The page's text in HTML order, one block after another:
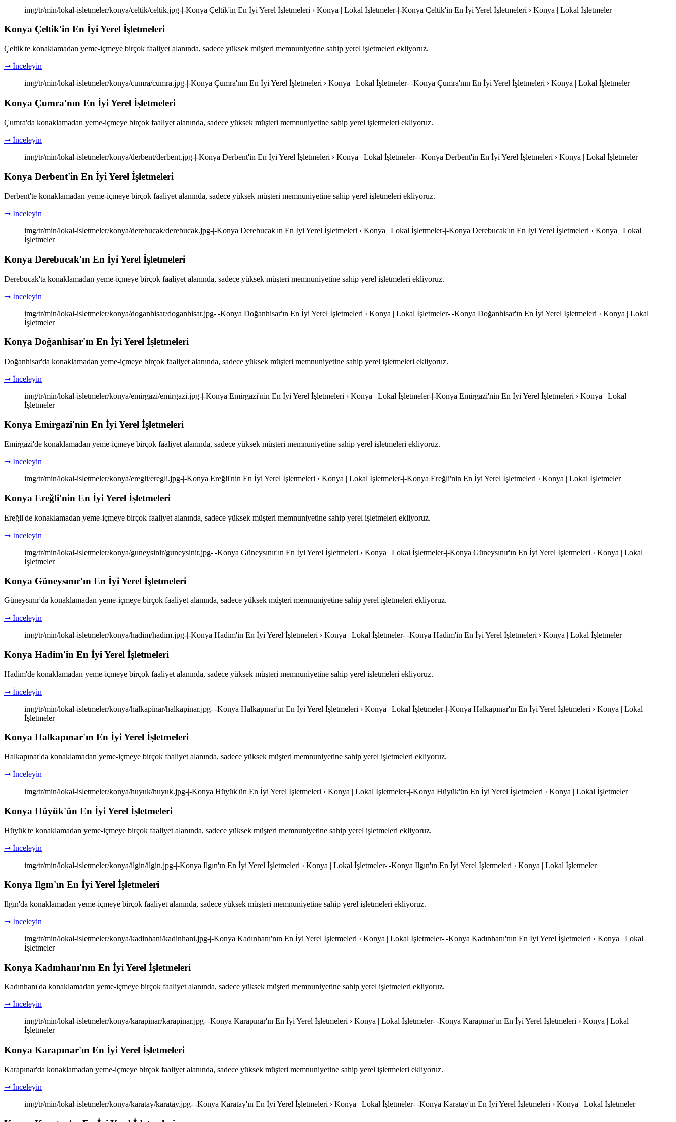
img/tr/min/lokal-isletmeler/konya/celtik/celtik.jpg-|-Konya Çeltik'in En İyi Yerel İşletmeleri › Konya | Lokal İşletmeler-|-Konya Çeltik'in En İyi Yerel İşletmeleri › Konya | Lokal İşletmeler
Konya Çeltik'in En İyi Yerel İşletmeleri
Çeltik'te konaklamadan yeme-içmeye birçok faaliyet alanında, sadece yüksek müşteri memnuniyetine sahip yerel işletmeleri ekliyoruz.
➞ İnceleyin
img/tr/min/lokal-isletmeler/konya/cumra/cumra.jpg-|-Konya Çumra'nın En İyi Yerel İşletmeleri › Konya | Lokal İşletmeler-|-Konya Çumra'nın En İyi Yerel İşletmeleri › Konya | Lokal İşletmeler
Konya Çumra'nın En İyi Yerel İşletmeleri
Çumra'da konaklamadan yeme-içmeye birçok faaliyet alanında, sadece yüksek müşteri memnuniyetine sahip yerel işletmeleri ekliyoruz.
➞ İnceleyin
img/tr/min/lokal-isletmeler/konya/derbent/derbent.jpg-|-Konya Derbent'in En İyi Yerel İşletmeleri › Konya | Lokal İşletmeler-|-Konya Derbent'in En İyi Yerel İşletmeleri › Konya | Lokal İşletmeler
Konya Derbent'in En İyi Yerel İşletmeleri
Derbent'te konaklamadan yeme-içmeye birçok faaliyet alanında, sadece yüksek müşteri memnuniyetine sahip yerel işletmeleri ekliyoruz.
➞ İnceleyin
img/tr/min/lokal-isletmeler/konya/derebucak/derebucak.jpg-|-Konya Derebucak'ın En İyi Yerel İşletmeleri › Konya | Lokal İşletmeler-|-Konya Derebucak'ın En İyi Yerel İşletmeleri › Konya | Lokal
İşletmeler
Konya Derebucak'ın En İyi Yerel İşletmeleri
Derebucak'ta konaklamadan yeme-içmeye birçok faaliyet alanında, sadece yüksek müşteri memnuniyetine sahip yerel işletmeleri ekliyoruz.
➞ İnceleyin
img/tr/min/lokal-isletmeler/konya/doganhisar/doganhisar.jpg-|-Konya Doğanhisar'ın En İyi Yerel İşletmeleri › Konya | Lokal İşletmeler-|-Konya Doğanhisar'ın En İyi Yerel İşletmeleri › Konya | Lokal
İşletmeler
Konya Doğanhisar'ın En İyi Yerel İşletmeleri
Doğanhisar'da konaklamadan yeme-içmeye birçok faaliyet alanında, sadece yüksek müşteri memnuniyetine sahip yerel işletmeleri ekliyoruz.
➞ İnceleyin
img/tr/min/lokal-isletmeler/konya/emirgazi/emirgazi.jpg-|-Konya Emirgazi'nin En İyi Yerel İşletmeleri › Konya | Lokal İşletmeler-|-Konya Emirgazi'nin En İyi Yerel İşletmeleri › Konya | Lokal
İşletmeler
Konya Emirgazi'nin En İyi Yerel İşletmeleri
Emirgazi'de konaklamadan yeme-içmeye birçok faaliyet alanında, sadece yüksek müşteri memnuniyetine sahip yerel işletmeleri ekliyoruz.
➞ İnceleyin
img/tr/min/lokal-isletmeler/konya/eregli/eregli.jpg-|-Konya Ereğli'nin En İyi Yerel İşletmeleri › Konya | Lokal İşletmeler-|-Konya Ereğli'nin En İyi Yerel İşletmeleri › Konya | Lokal İşletmeler
Konya Ereğli'nin En İyi Yerel İşletmeleri
Ereğli'de konaklamadan yeme-içmeye birçok faaliyet alanında, sadece yüksek müşteri memnuniyetine sahip yerel işletmeleri ekliyoruz.
➞ İnceleyin
img/tr/min/lokal-isletmeler/konya/guneysinir/guneysinir.jpg-|-Konya Güneysınır'ın En İyi Yerel İşletmeleri › Konya | Lokal İşletmeler-|-Konya Güneysınır'ın En İyi Yerel İşletmeleri › Konya | Lokal
İşletmeler
Konya Güneysınır'ın En İyi Yerel İşletmeleri
Güneysınır'da konaklamadan yeme-içmeye birçok faaliyet alanında, sadece yüksek müşteri memnuniyetine sahip yerel işletmeleri ekliyoruz.
➞ İnceleyin
img/tr/min/lokal-isletmeler/konya/hadim/hadim.jpg-|-Konya Hadim'in En İyi Yerel İşletmeleri › Konya | Lokal İşletmeler-|-Konya Hadim'in En İyi Yerel İşletmeleri › Konya | Lokal İşletmeler
Konya Hadim'in En İyi Yerel İşletmeleri
Hadim'de konaklamadan yeme-içmeye birçok faaliyet alanında, sadece yüksek müşteri memnuniyetine sahip yerel işletmeleri ekliyoruz.
➞ İnceleyin
img/tr/min/lokal-isletmeler/konya/halkapinar/halkapinar.jpg-|-Konya Halkapınar'ın En İyi Yerel İşletmeleri › Konya | Lokal İşletmeler-|-Konya Halkapınar'ın En İyi Yerel İşletmeleri › Konya | Lokal
İşletmeler
Konya Halkapınar'ın En İyi Yerel İşletmeleri
Halkapınar'da konaklamadan yeme-içmeye birçok faaliyet alanında, sadece yüksek müşteri memnuniyetine sahip yerel işletmeleri ekliyoruz.
➞ İnceleyin
img/tr/min/lokal-isletmeler/konya/huyuk/huyuk.jpg-|-Konya Hüyük'ün En İyi Yerel İşletmeleri › Konya | Lokal İşletmeler-|-Konya Hüyük'ün En İyi Yerel İşletmeleri › Konya | Lokal İşletmeler
Konya Hüyük'ün En İyi Yerel İşletmeleri
Hüyük'te konaklamadan yeme-içmeye birçok faaliyet alanında, sadece yüksek müşteri memnuniyetine sahip yerel işletmeleri ekliyoruz.
➞ İnceleyin
img/tr/min/lokal-isletmeler/konya/ilgin/ilgin.jpg-|-Konya Ilgın'ın En İyi Yerel İşletmeleri › Konya | Lokal İşletmeler-|-Konya Ilgın'ın En İyi Yerel İşletmeleri › Konya | Lokal İşletmeler
Konya Ilgın'ın En İyi Yerel İşletmeleri
Ilgın'da konaklamadan yeme-içmeye birçok faaliyet alanında, sadece yüksek müşteri memnuniyetine sahip yerel işletmeleri ekliyoruz.
➞ İnceleyin
img/tr/min/lokal-isletmeler/konya/kadinhani/kadinhani.jpg-|-Konya Kadınhanı'nın En İyi Yerel İşletmeleri › Konya | Lokal İşletmeler-|-Konya Kadınhanı'nın En İyi Yerel İşletmeleri › Konya | Lokal
İşletmeler
Konya Kadınhanı'nın En İyi Yerel İşletmeleri
Kadınhanı'da konaklamadan yeme-içmeye birçok faaliyet alanında, sadece yüksek müşteri memnuniyetine sahip yerel işletmeleri ekliyoruz.
➞ İnceleyin
img/tr/min/lokal-isletmeler/konya/karapinar/karapinar.jpg-|-Konya Karapınar'ın En İyi Yerel İşletmeleri › Konya | Lokal İşletmeler-|-Konya Karapınar'ın En İyi Yerel İşletmeleri › Konya | Lokal
İşletmeler
Konya Karapınar'ın En İyi Yerel İşletmeleri
Karapınar'da konaklamadan yeme-içmeye birçok faaliyet alanında, sadece yüksek müşteri memnuniyetine sahip yerel işletmeleri ekliyoruz.
➞ İnceleyin
img/tr/min/lokal-isletmeler/konya/karatay/karatay.jpg-|-Konya Karatay'ın En İyi Yerel İşletmeleri › Konya | Lokal İşletmeler-|-Konya Karatay'ın En İyi Yerel İşletmeleri › Konya | Lokal İşletmeler